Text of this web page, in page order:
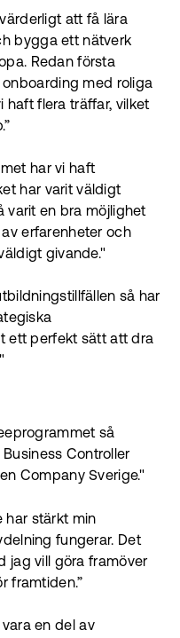
att få lära
bygga ett nätverk
Redan första
med roliga
haft flera träffar, vilket
har vi haft
har varit väldigt
varit en bra möjlighet
erfarenheter och
givande."
så har
ett perfekt sätt att dra
så
Controller
Company Sverige."
har stärkt min
fungerar. Det
jag vill göra framöver
framtiden.”
en del av